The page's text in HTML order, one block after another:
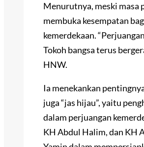
Menurutnya, meski masa
membuka kesempatan
kemerdekaan.
Tokoh bangsa terus
HNW.
Ia menekankan
juga “jas hijau”, yaitu
dalam perjuangan
KH Abdul Halim, dan KH